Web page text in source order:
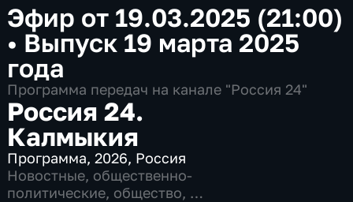
Эфир от 19.03.2025 (21:00)
• Выпуск 19 марта 2025
года
Программа передач на канале "Россия 24"
Россия 24.
Калмыкия
Программа,2026, Россия
Новостные, общественно-
политические, общество,